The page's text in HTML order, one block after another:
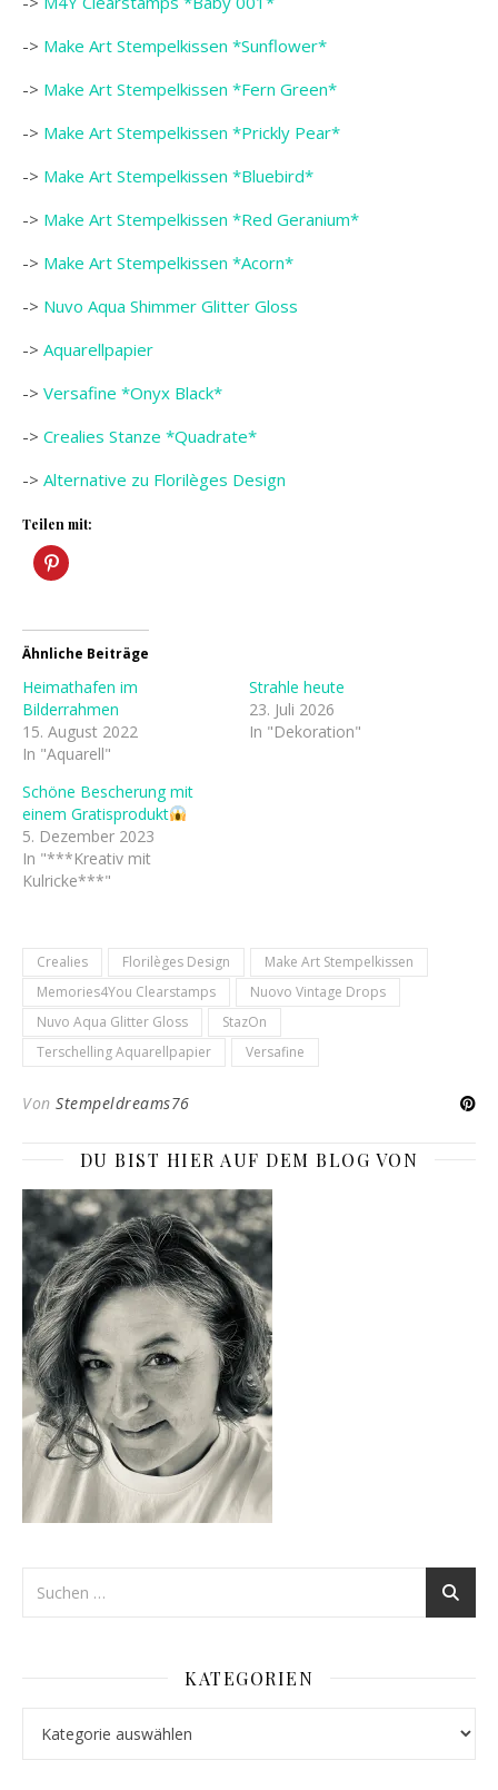
-> Make Art Stempelkissen *Sunflower*
-> Make Art Stempelkissen *Fern Green*
-> Make Art Stempelkissen *Prickly Pear*
-> Make Art Stempelkissen *Bluebird*
-> Make Art Stempelkissen *Red Geranium*
-> Make Art Stempelkissen *Acorn*
-> Nuvo Aqua Shimmer Glitter Gloss
-> Aquarellpapier
-> Versafine *Onyx Black*
-> Crealies Stanze *Quadrate*
-> Alternative zu Florilèges Design
Teilen mit:
Ähnliche Beiträge
Heimathafen im
Bilderrahmen
15. August 2022
In "Aquarell"
Strahle heute
23. Juli 2026
In "Dekoration"
Schöne Bescherung mit
einem Gratisprodukt
5. Dezember 2023
In "***Kreativ mit
Kulricke***"
Crealies Florilèges Design
Make Art Stempelkissen
Memories4You Clearstamps
Nuovo Vintage Drops
Nuvo Aqua Glitter Gloss
StazOn
Terschelling Aquarellpapier
Versafine
Von Stempeldreams76
DU BIST HIER AUF DEM BLOG VON
KATEGORIEN